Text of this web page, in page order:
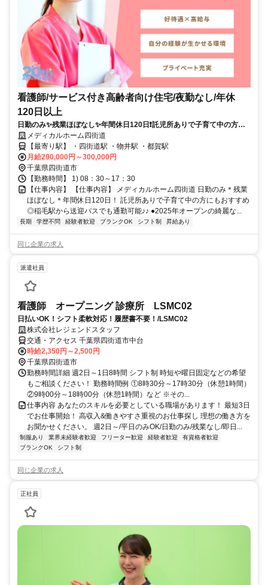
看護師/サービス付き高齢者向け住宅/夜勤なし/年休
120日以上
日勤のみ✨残業ほぼなし✨年間休日120日❗️託児所ありで子育て中の方に
もおすすめ⭕稲毛駅から送迎バスでも通勤可能✨✨
メディカルホーム四街道
【最寄り駅】 ・四街道駅 ・物井駅 ・都賀駅
月給290,000円～300,000円
千葉県四街道市
【勤務時間】 1) 08：30～17：30
【仕事内容】 【仕事内容】 メディカルホーム四街道 日勤のみ＊残業
ほぼなし＊年間休日120日！ 託児所ありで子育て中の方にもおすすめ
◎稲毛駅から送迎バスでも通勤可能♪♪ ●2025年オープンの綺麗な...
長期 学歴不問 経験者歓迎 ブランクOK シフト制 昇給あり
同じ企業の求人
派遣社員
看護師 オープニング 診療所 LSMC02
日払いOK！シフト柔軟対応！履歴書不要！/LSMC02
株式会社レジェンドスタッフ
交通・アクセス 千葉県四街道市中台
時給2,350円～2,500円
千葉県四街道市
勤務時間詳細 週2日～1日8時間 シフト制 時短や曜日固定などの希望
もご相談ください！ 勤務時間例 ①8時30分～17時30分（休憩1時間）
②9時00分～18時00分（休憩1時間）など ※その...
仕事内容 あなたのスキルを必要としている職場があります！ 最短3日
でお仕事開始！ 高収入&働きやすさ重視のお仕事探し 理想の働き方を
お聞かせください。 週2日～/平日のみOK/日勤のみ/残業なし/即日...
制服あり 業界未経験者歓迎 フリーター歓迎 経験者歓迎
有資格者歓迎
ブランクOK
シフト制
同じ企業の求人
正社員